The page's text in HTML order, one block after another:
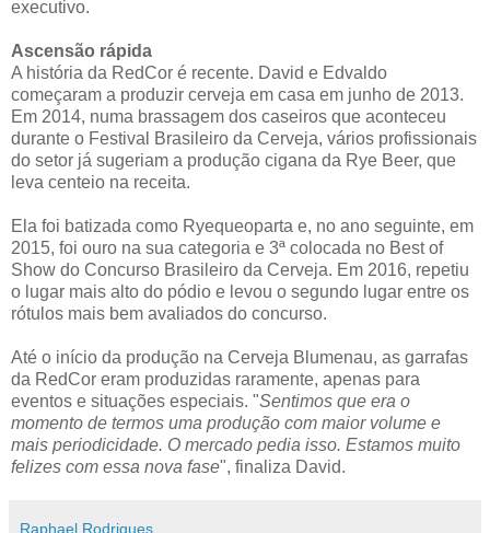
executivo.
Ascensão rápida
A história da RedCor é recente. David e Edvaldo
começaram a produzir cerveja em casa em junho de 2013.
Em 2014, numa brassagem dos caseiros que aconteceu
durante o Festival Brasileiro da Cerveja, vários profissionais
do setor já sugeriam a produção cigana da Rye Beer, que
leva centeio na receita.
Ela foi batizada como Ryequeoparta e, no ano seguinte, em
2015, foi ouro na sua categoria e 3ª colocada no Best of
Show do Concurso Brasileiro da Cerveja. Em 2016, repetiu
o lugar mais alto do pódio e levou o segundo lugar entre os
rótulos mais bem avaliados do concurso.
Até o início da produção na Cerveja Blumenau, as garrafas
da RedCor eram produzidas raramente, apenas para
eventos e situações especiais. "Sentimos que era o
momento de termos uma produção com maior volume e
mais periodicidade. O mercado pedia isso. Estamos muito
felizes com essa nova fase", finaliza David.
Raphael Rodrigues